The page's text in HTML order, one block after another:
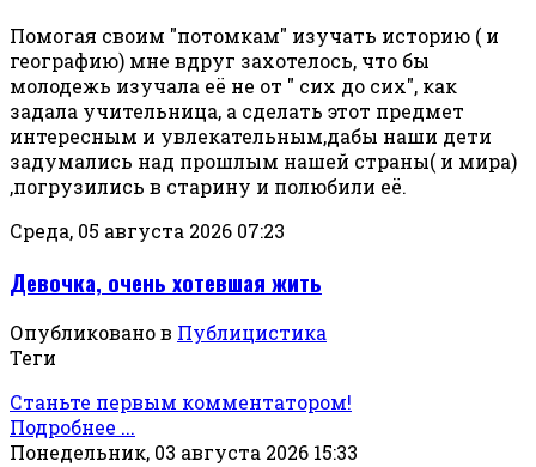
Помогая своим "потомкам" изучать историю ( и
географию) мне вдруг захотелось, что бы
молодежь изучала её не от " сих до сих", как
задала учительница, а сделать этот предмет
интересным и увлекательным,дабы наши дети
задумались над прошлым нашей страны( и мира)
,погрузились в старину и полюбили её.
Среда, 05 августа 2026 07:23
Девочка, очень хотевшая жить
Опубликовано в Публицистика
Теги
Станьте первым комментатором!
Подробнее ...
Понедельник, 03 августа 2026 15:33